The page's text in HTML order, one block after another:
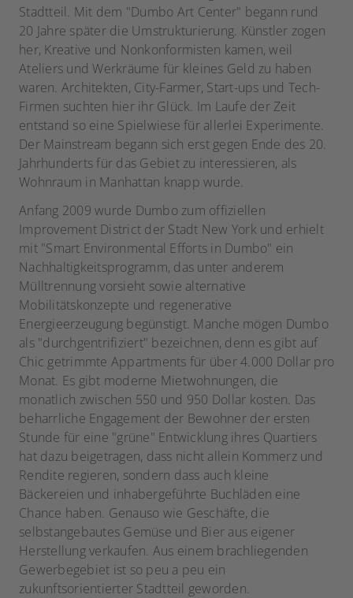
Stadtteil. Mit dem "Dumbo Art Center" begann rund
20 Jahre später die Umstrukturierung. Künstler zogen
her, Kreative und Nonkonformisten kamen, weil
Ateliers und Werkräume für kleines Geld zu haben
waren. Architekten, City-Farmer, Start-ups und Tech-
Firmen suchten hier ihr Glück. Im Laufe der Zeit
entstand so eine Spielwiese für allerlei Experimente.
Der Mainstream begann sich erst gegen Ende des 20.
Jahrhunderts für das Gebiet zu interessieren, als
Wohnraum in Manhattan knapp wurde.
Anfang 2009 wurde Dumbo zum offiziellen
Improvement District der Stadt New York und erhielt
mit "Smart Environmental Efforts in Dumbo" ein
Nachhaltigkeitsprogramm, das unter anderem
Mülltrennung vorsieht sowie alternative
Mobilitätskonzepte und regenerative
Energieerzeugung begünstigt. Manche mögen Dumbo
als "durchgentrifiziert" bezeichnen, denn es gibt auf
Chic getrimmte Appartments für über 4.000 Dollar pro
Monat. Es gibt moderne Mietwohnungen, die
monatlich zwischen 550 und 950 Dollar kosten. Das
beharrliche Engagement der Bewohner der ersten
Stunde für eine "grüne" Entwicklung ihres Quartiers
hat dazu beigetragen, dass nicht allein Kommerz und
Rendite regieren, sondern dass auch kleine
Bäckereien und inhabergeführte Buchläden eine
Chance haben. Genauso wie Geschäfte, die
selbstangebautes Gemüse und Bier aus eigener
Herstellung verkaufen. Aus einem brachliegenden
Gewerbegebiet ist so peu a peu ein
zukunftsorientierter Stadtteil geworden.